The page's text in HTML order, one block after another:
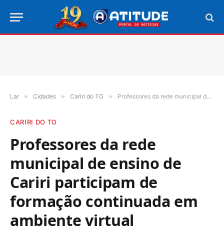
Lar » Cidades » Cariri do TO » Professores da rede municipal de ensino de Cariri participam de formação continuada em ambiente virtual
CARIRI DO TO
Professores da rede
municipal de ensino de
Cariri participam de
formação continuada em
ambiente virtual